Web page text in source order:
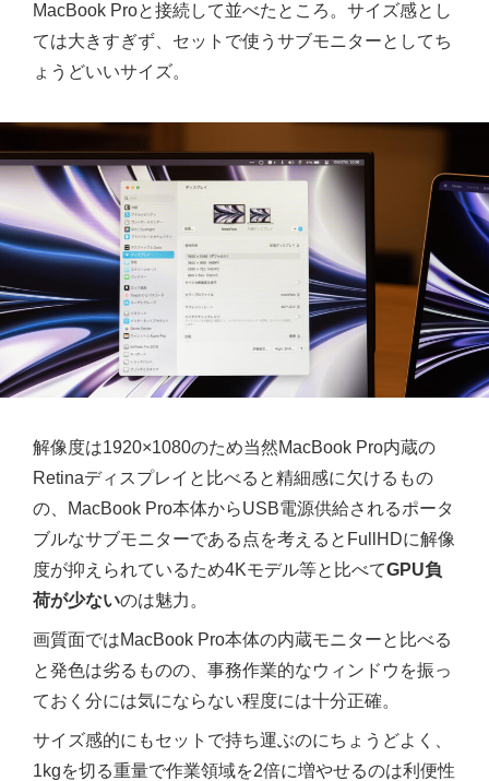
MacBook Proと接続して並べたところ。サイズ感とし
ては大きすぎず、セットで使うサブモニターとしてち
ょうどいいサイズ。
解像度は1920×1080のため当然MacBook Pro内蔵の
Retinaディスプレイと比べると精細感に欠けるもの
の、MacBook Pro本体からUSB電源供給されるポータ
ブルなサブモニターである点を考えるとFullHDに解像
度が抑えられているため4Kモデル等と比べてGPU負
荷が少ないのは魅力。
画質面ではMacBook Pro本体の内蔵モニターと比べる
と発色は劣るものの、事務作業的なウィンドウを振っ
ておく分には気にならない程度には十分正確。
サイズ感的にもセットで持ち運ぶのにちょうどよく、
1kgを切る重量で作業領域を2倍に増やせるのは利便性